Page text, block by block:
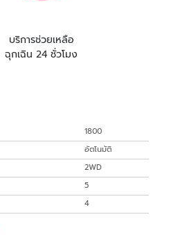
บริการช่วยเหลือ
ฉุกเฉิน 24 ชั่วโมง
1800
อัตโนมัติ
2WD
5
4